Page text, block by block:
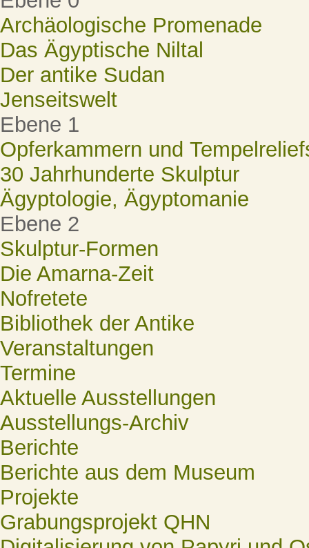
Archäologische Promenade
Das Ägyptische Niltal
Der antike Sudan
Jenseitswelt
Ebene 1
Opferkammern und
30 Jahrhunderte Skulptur
Ägyptologie, Ägyptomanie
Ebene 2
Skulptur-Formen
Die Amarna-Zeit
Nofretete
Bibliothek der Antike
Veranstaltungen
Termine
Aktuelle Ausstellungen
Ausstellungs-Archiv
Berichte
Berichte aus dem Museum
Projekte
Grabungsprojekt QHN